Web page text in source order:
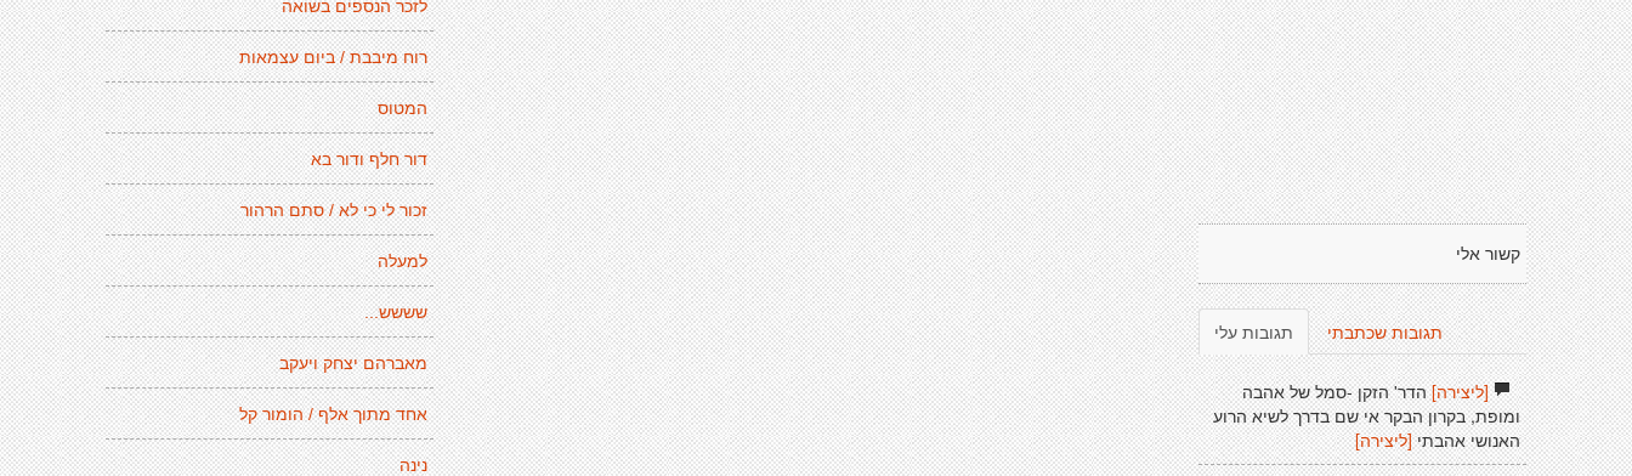
לזכר הנספים בשואה
רוח מיבבת / ביום עצמאות
המטוס
דור חלף ודור בא
זכור לי כי לא / סתם הרהור
למעלה
שששש...
מאברהם יצחק ויעקב
אחד מתוך אלף / הומור קל
נינה
קשור אלי
תגובות עלי תגובות שכתבתי
[ליצירה]הדר' הזקן -סמל של אהבה
ומופת, בקרון הבקר אי שם בדרך לשיא הרוע
האנושי אהבתי [ליצירה]